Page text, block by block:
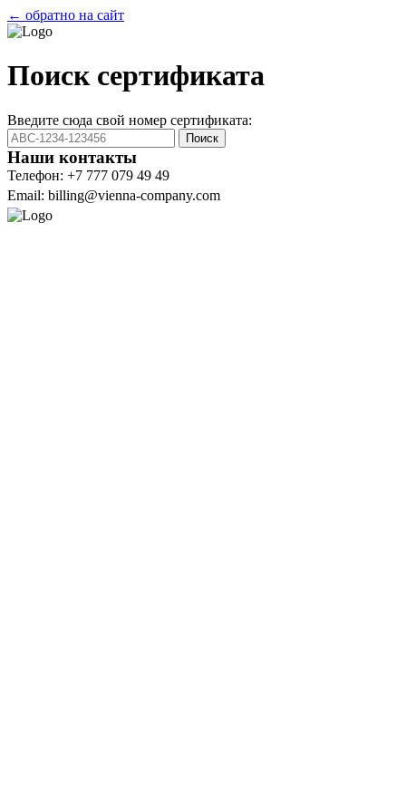
← обратно на сайт
Поиск сертификата
Введите сюда свой номер сертификата:
Поиск
Наши контакты
Телефон: +7 777 079 49 49
Email: billing@vienna-company.com